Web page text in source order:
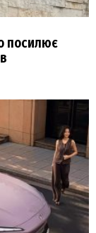
посилює